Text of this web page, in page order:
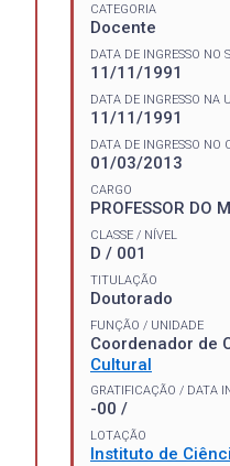
CATEGORIA
Docente
DATA DE INGRESSO NO
11/11/1991
DATA DE INGRESSO NA
11/11/1991
DATA DE INGRESSO NO
01/03/2013
CARGO
PROFESSOR DO
CLASSE / NÍVEL
D / 001
TITULAÇÃO
Doutorado
FUNÇÃO / UNIDADE
Coordenador de
Cultural
GRATIFICAÇÃO / DATA
-00 /
LOTAÇÃO
Instituto de